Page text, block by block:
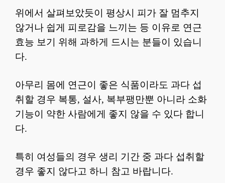
위에서 살펴보았듯이 평상시 피가 잘 멈추지
않거나 쉽게 피로감을 느끼는 등 이유로 연근
효능 보기 위해 과하게 드시는 분들이 있습니
다.
아무리 몸에 연근이 좋은 식품이라도 과다 섭
취할 경우 복통, 설사, 복부팽만뿐 아니라 소화
기능이 약한 사람에게 좋지 않을 수 있다 합니
다.
특히 여성들의 경우 생리 기간 중 과다 섭취할
경우 좋지 않다고 하니 참고 바랍니다.